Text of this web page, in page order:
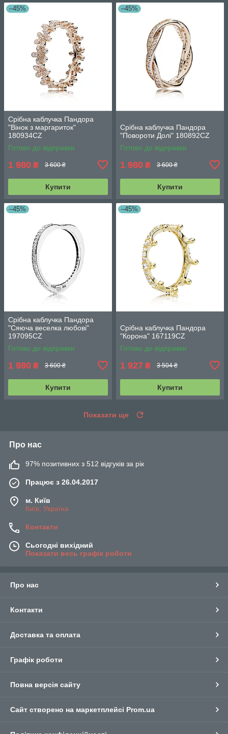
–45%
Срібна каблучка Пандора
"Вінок з маргариток"
180934CZ
Готово до відправки
1 980 ₴ 3 600 ₴
Купити
–45%
Срібна каблучка Пандора
"Повороти Долі" 180892CZ
Готово до відправки
1 980 ₴ 3 600 ₴
Купити
–45%
Срібна каблучка Пандора
"Сяюча веселка любові"
197095CZ
Готово до відправки
1 980 ₴ 3 600 ₴
Купити
–45%
Срібна каблучка Пандора
"Корона" 167119CZ
Готово до відправки
1 927 ₴ 3 504 ₴
Купити
Показати ще
Про нас
97% позитивних з 512 відгуків за рік
Працює з 26.04.2017
м. Київ
Київ, Україна
Контакти
Сьогодні вихідний
Показати весь графік роботи
Про нас
Контакти
Доставка та оплата
Графік роботи
Повна версія сайту
Сайт створено на маркетплейсі Prom.ua